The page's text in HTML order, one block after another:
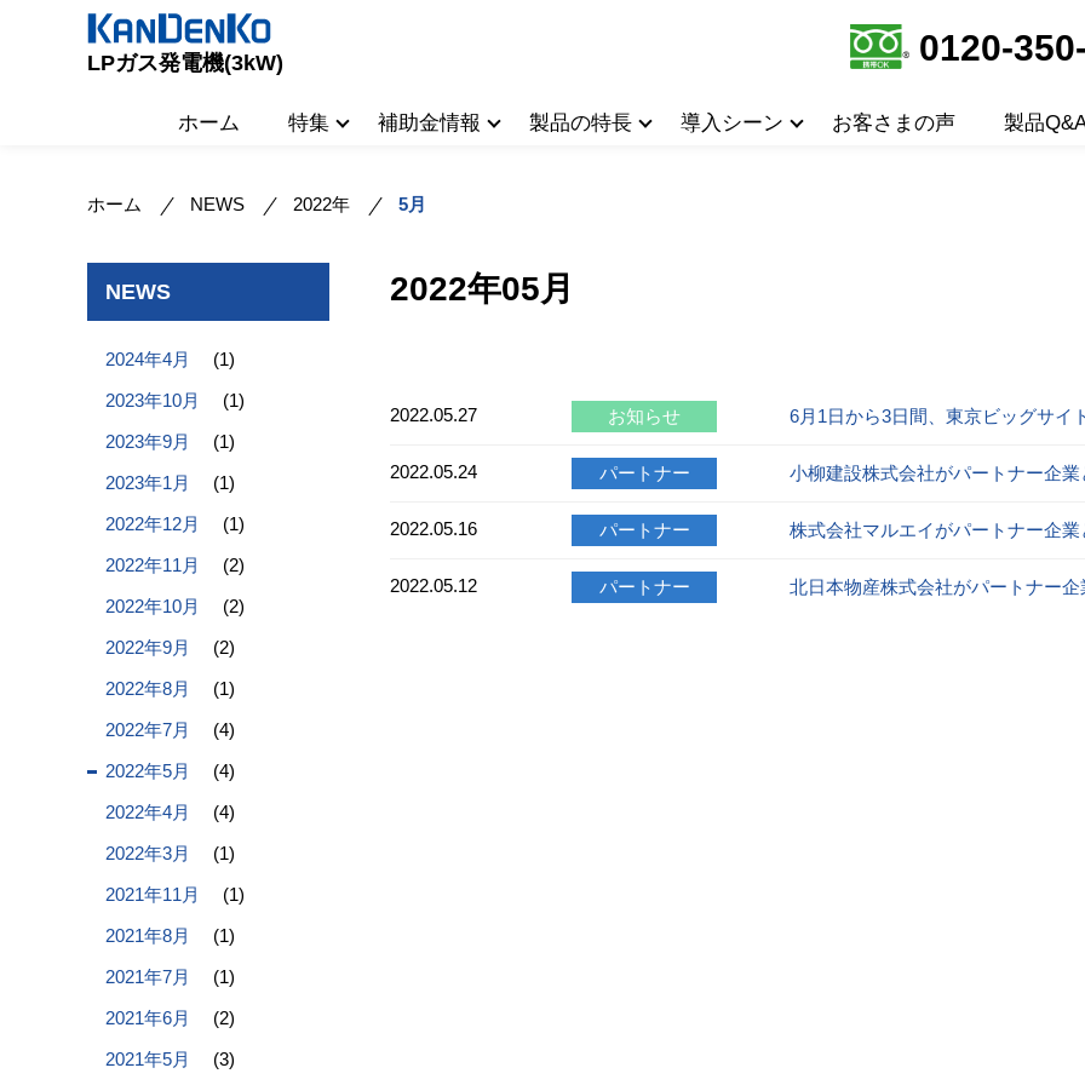
LPガス発電機(3kW) 0120-
ホーム 特集 補助金情報 製品の特長 導入シーン お客さまの声 製品
ホーム NEWS 2022年 5月
2022年05月
2022.05.27 お知らせ 6月1日から3日間、東京ビッグサイ
2022.05.24 パートナー 小柳建設株式会社がパートナー企業
2022.05.16 パートナー 株式会社マルエイがパートナー企業
2022.05.12 パートナー 北日本物産株式会社がパートナー企
NEWS
2024年4月
(1)
2023年10月
(1)
2023年9月
(1)
2023年1月
(1)
2022年12月
(1)
2022年11月
(2)
2022年10月
(2)
2022年9月
(2)
2022年8月
(1)
2022年7月
(4)
2022年5月
(4)
2022年4月
(4)
2022年3月
(1)
2021年11月
(1)
2021年8月
(1)
2021年7月
(1)
2021年6月
(2)
2021年5月
(3)